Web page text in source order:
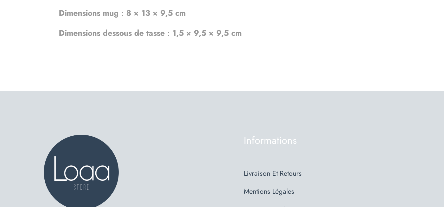
Dimensions mug : 8 × 13 × 9,5 cm
Dimensions dessous de tasse : 1,5 × 9,5 × 9,5 cm
Informations
Livraison Et Retours
Mentions Légales